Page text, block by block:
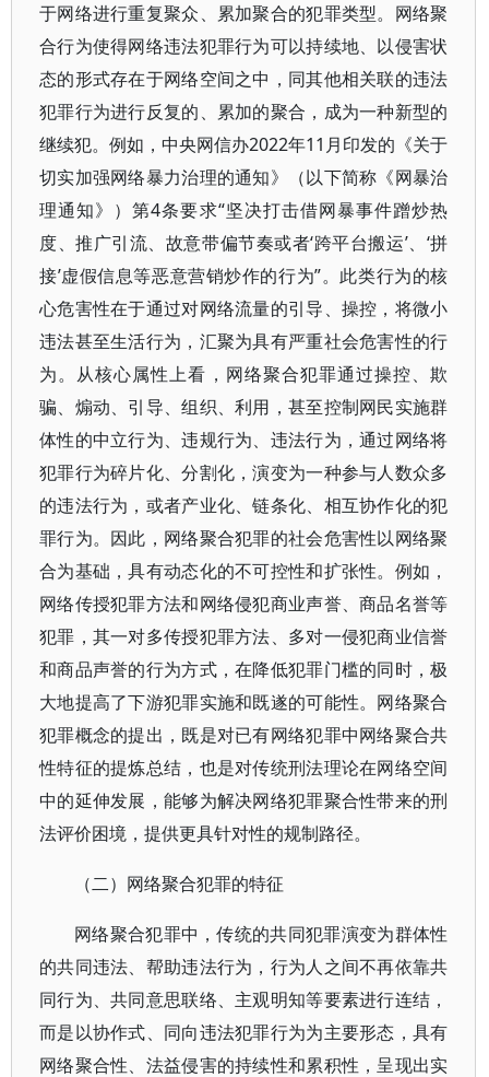
于网络进行重复聚众、累加聚合的犯罪类型。网络聚
合行为使得网络违法犯罪行为可以持续地、以侵害状
态的形式存在于网络空间之中，同其他相关联的违法
犯罪行为进行反复的、累加的聚合，成为一种新型的
继续犯。例如，中央网信办2022年11月印发的《关于
切实加强网络暴力治理的通知》（以下简称《网暴治
理通知》）第4条要求“坚决打击借网暴事件蹭炒热
度、推广引流、故意带偏节奏或者‘跨平台搬运’、‘拼
接’虚假信息等恶意营销炒作的行为”。此类行为的核
心危害性在于通过对网络流量的引导、操控，将微小
违法甚至生活行为，汇聚为具有严重社会危害性的行
为。从核心属性上看，网络聚合犯罪通过操控、欺
骗、煽动、引导、组织、利用，甚至控制网民实施群
体性的中立行为、违规行为、违法行为，通过网络将
犯罪行为碎片化、分割化，演变为一种参与人数众多
的违法行为，或者产业化、链条化、相互协作化的犯
罪行为。因此，网络聚合犯罪的社会危害性以网络聚
合为基础，具有动态化的不可控性和扩张性。例如，
网络传授犯罪方法和网络侵犯商业声誉、商品名誉等
犯罪，其一对多传授犯罪方法、多对一侵犯商业信誉
和商品声誉的行为方式，在降低犯罪门槛的同时，极
大地提高了下游犯罪实施和既遂的可能性。网络聚合
犯罪概念的提出，既是对已有网络犯罪中网络聚合共
性特征的提炼总结，也是对传统刑法理论在网络空间
中的延伸发展，能够为解决网络犯罪聚合性带来的刑
法评价困境，提供更具针对性的规制路径。
（二）网络聚合犯罪的特征
网络聚合犯罪中，传统的共同犯罪演变为群体性
的共同违法、帮助违法行为，行为人之间不再依靠共
同行为、共同意思联络、主观明知等要素进行连结，
而是以协作式、同向违法犯罪行为为主要形态，具有
网络聚合性、法益侵害的持续性和累积性，呈现出实